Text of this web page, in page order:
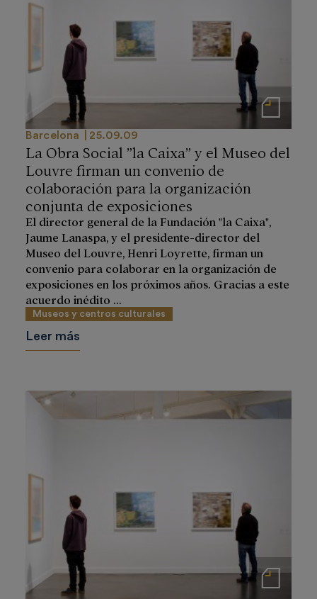
Notas de prensa
Barcelona 25.09.09
La Obra Social ”la Caixa” y el Museo del
Louvre firman un convenio de
colaboración para la organización
conjunta de exposiciones
El director general de la Fundación "la Caixa",
Jaume Lanaspa, y el presidente-director del
Museo del Louvre, Henri Loyrette, firman un
convenio para colaborar en la organización de
exposiciones en los próximos años. Gracias a este
acuerdo inédito ...
Museos y centros culturales
Leer más
Notas de prensa